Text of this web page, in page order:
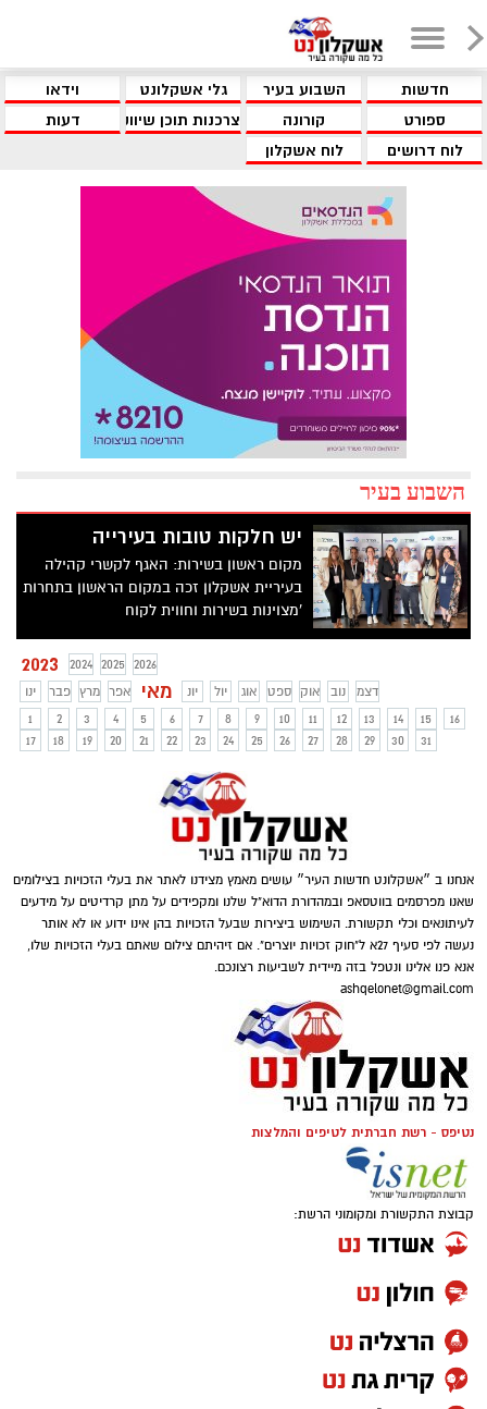
חדשות השבוע בעיר גלי אשקלונט
וידאו
ספורט
קורונה צרכנות תוכן שיווקי
דעות
לוח דרושים
לוח אשקלון
השבוע בעיר
יש חלקות טובות בעירייה
מקום ראשון בשירות: האגף לקשרי קהילה
בעיריית אשקלון זכה במקום הראשון בתחרות
'מצוינות בשירות וחווית לקוח
2023 2024 2025
2026
ינו
פבר מרץ אפר מאי יונ יול אוג ספט אוק נוב
דצמ
1
2 3 4 5 6 7 8 9 10 11 12 13 14 15
16
17
18 19 20 21 22 23 24 25 26 27 28 29 30 31
אנחנו ב ״אשקלונט חדשות העיר״ עושים מאמץ מצידנו לאתר את בעלי הזכויות בצילומים
שאנו מפרסמים בווטסאפ ובמהדורת הדוא"ל שלנו ומקפידים על מתן קרדיטים על מידעים
לעיתונאים וכלי תקשורת. השימוש ביצירות שבעל הזכויות בהן אינו ידוע או לא אותר
נעשה לפי סעיף 27א ל"חוק זכויות יוצרים". אם זיהיתם צילום שאתם בעלי הזכויות שלו,
אנא פנו אלינו ונטפל בזה מיידית לשביעות רצונכם.
ashqelonet@gmail.com
נטיפס - רשת חברתית לטיפים והמלצות
קבוצת התקשורת ומקומוני הרשת: